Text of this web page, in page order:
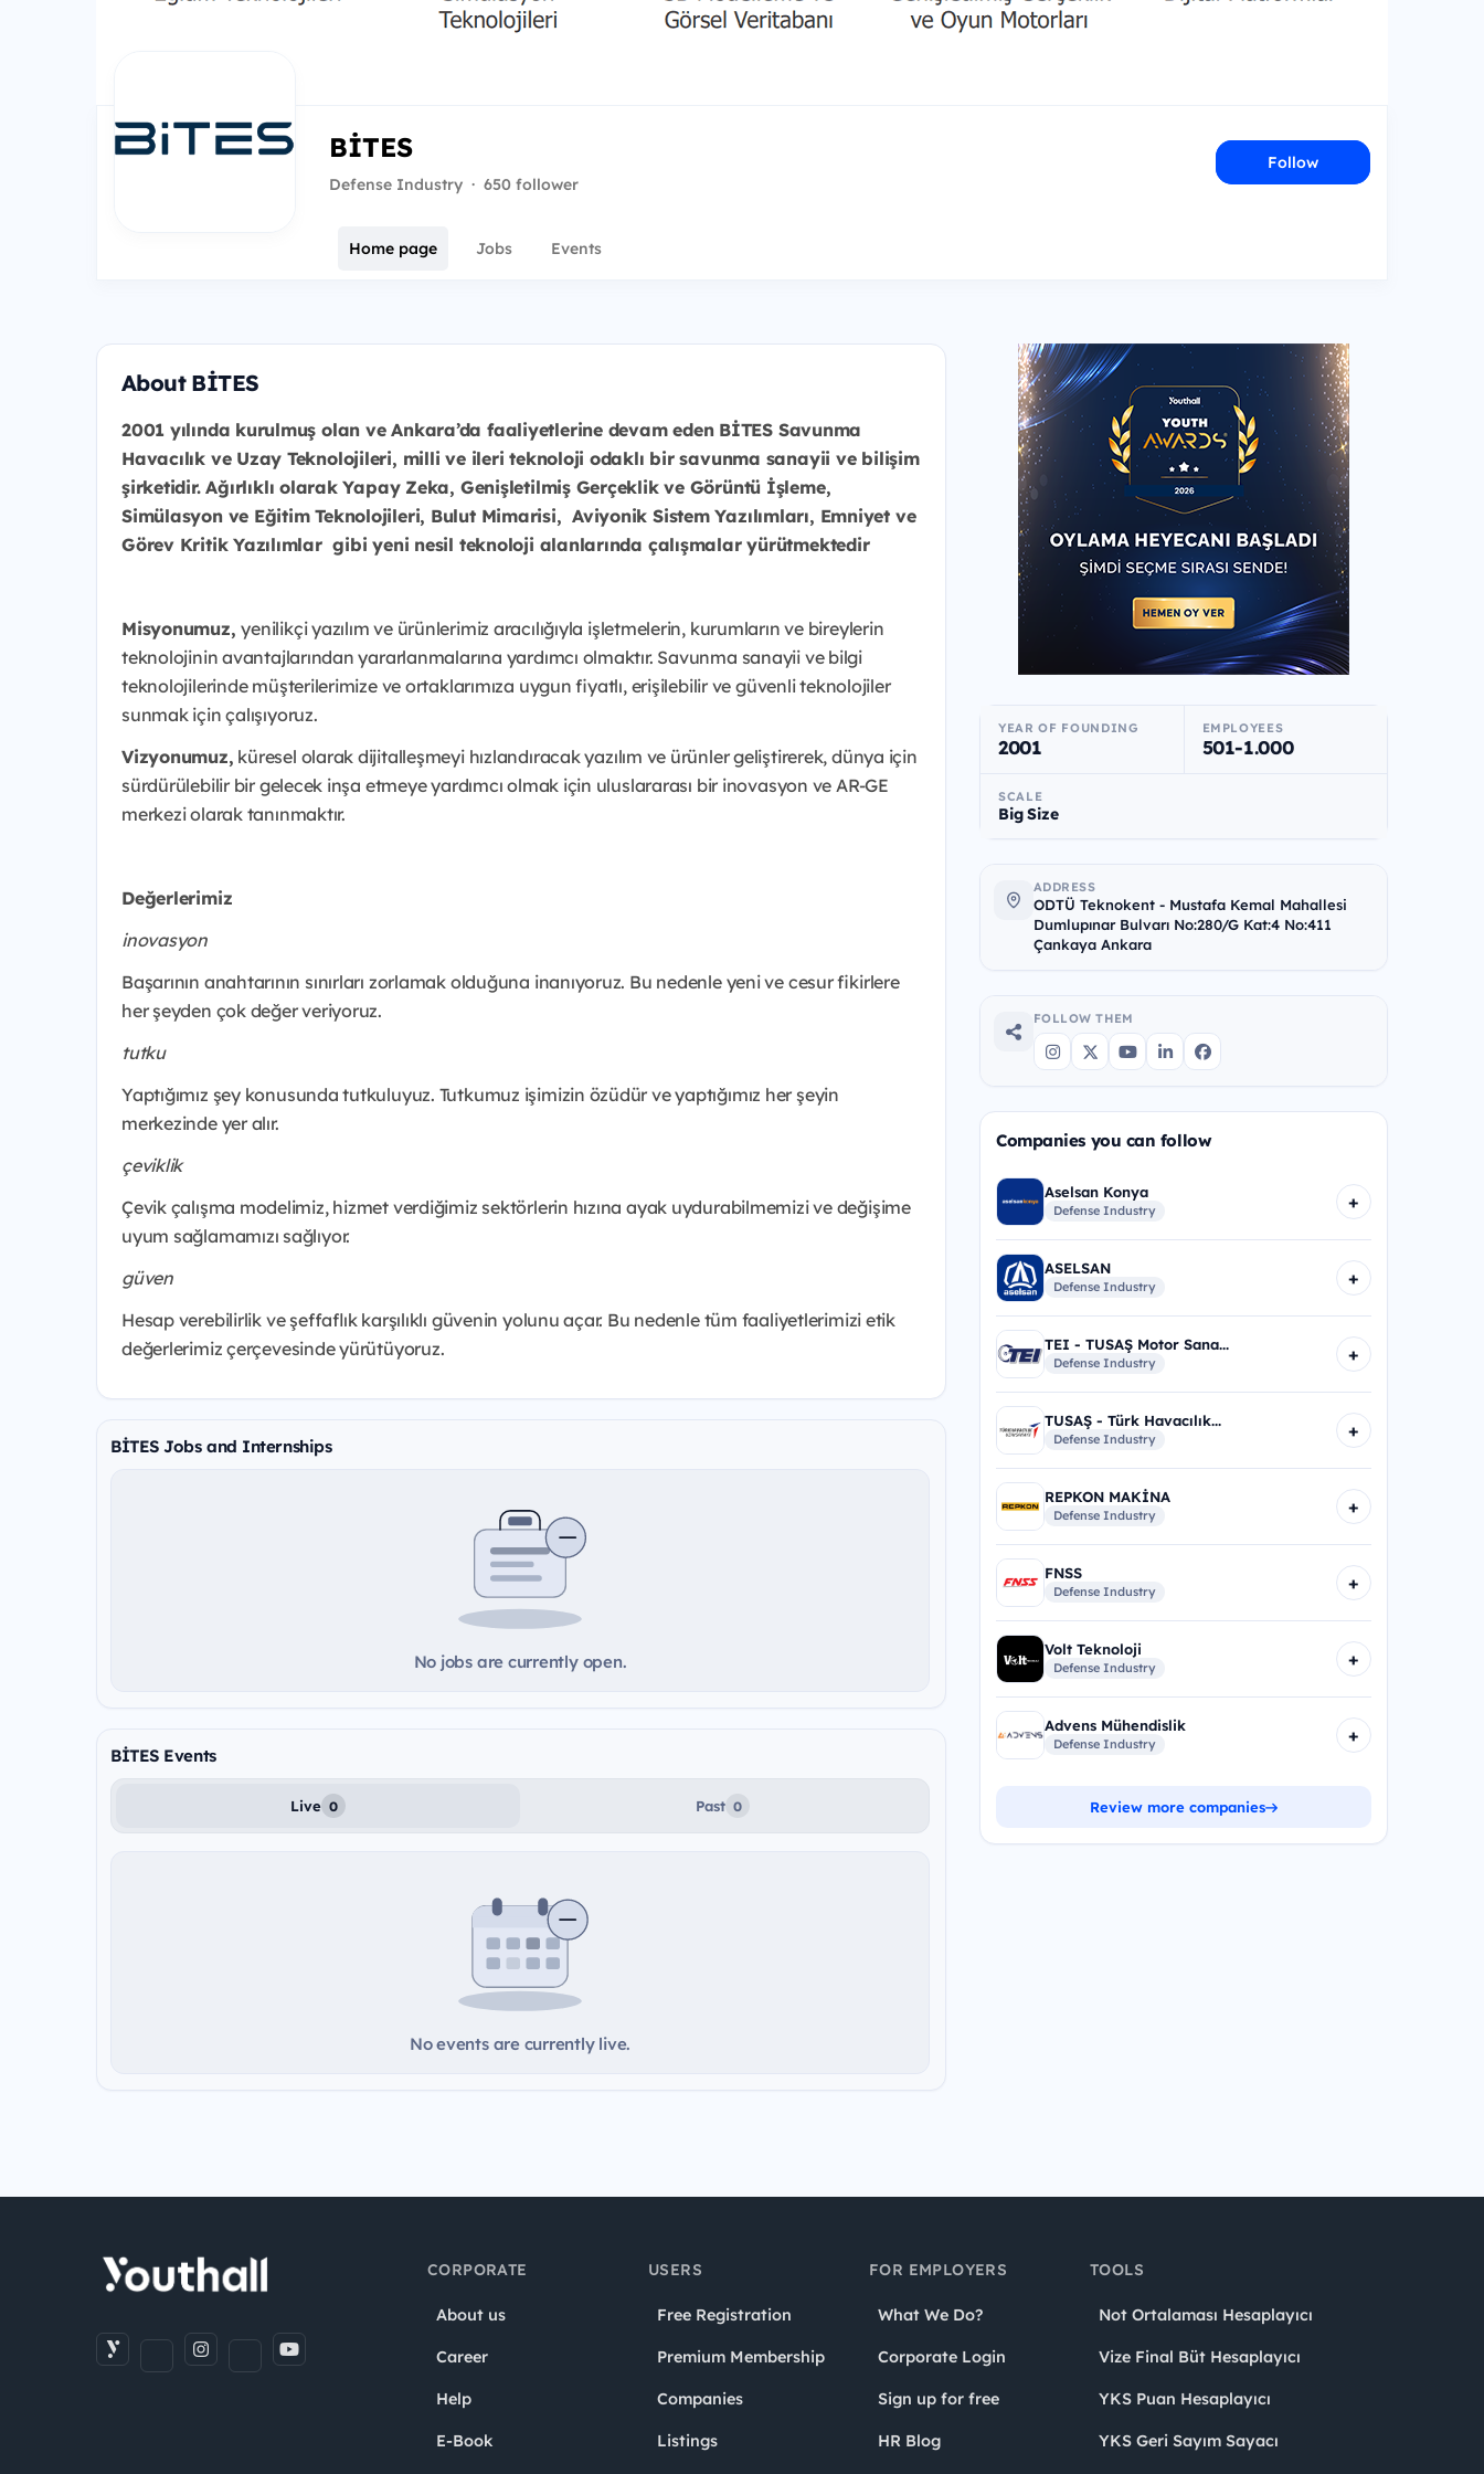
BİTES
Defense Industry · 650 follower
Follow
Home page Jobs Events
About BİTES
2001 yılında kurulmuş olan ve Ankara’da faaliyetlerine devam eden BİTES Savunma
Havacılık ve Uzay Teknolojileri, milli ve ileri teknoloji odaklı birsavunma sanayii ve bilişim
şirketidir. Ağırlıklı olarak Yapay Zeka, Genişletilmiş Gerçeklik ve Görüntü İşleme,
Simülasyon ve Eğitim Teknolojileri, Bulut Mimarisi, Aviyonik SistemYazılımları, Emniyet ve
Görev Kritik Yazılımlar gibi yeni nesil teknoloji alanlarında çalışmalar yürütmektedir
Misyonumuz,yenilikçi yazılım ve ürünlerimiz aracılığıyla işletmelerin, kurumların ve bireylerin
teknolojinin avantajlarından yararlanmalarına yardımcı olmaktır. Savunma sanayii ve bilgi
teknolojilerinde müşterilerimize ve ortaklarımıza uygun fiyatlı, erişilebilir ve güvenli teknolojiler
sunmak için çalışıyoruz.
Vizyonumuz, küresel olarak dijitalleşmeyi hızlandıracak yazılım ve ürünler geliştirerek, dünya için
sürdürülebilir bir gelecek inşa etmeye yardımcı olmak için uluslararası bir inovasyon ve AR-GE
merkezi olarak tanınmaktır.
Değerlerimiz
inovasyon
Başarının anahtarının sınırları zorlamak olduğuna inanıyoruz. Bu nedenle yeni ve cesur fikirlere
her şeyden çok değer veriyoruz.
tutku
Yaptığımız şey konusunda tutkuluyuz. Tutkumuz işimizin özüdür ve yaptığımız her şeyin
merkezinde yer alır.
çeviklik
Çevik çalışma modelimiz, hizmet verdiğimiz sektörlerin hızına ayak uydurabilmemizi ve değişime
uyum sağlamamızı sağlıyor.
güven
Hesap verebilirlik ve şeffaflık karşılıklı güvenin yolunu açar. Bu nedenle tüm faaliyetlerimizi etik
değerlerimiz çerçevesinde yürütüyoruz.
BİTES Jobs and Internships
No jobs are currently open.
BİTES Events
Live 0 Past 0
No events are currently live.
YEAR OF FOUNDING
2001
EMPLOYEES
501-1.000
SCALE
Big Size
ADDRESS
ODTÜ Teknokent - Mustafa Kemal Mahallesi
Dumlupınar Bulvarı No:280/G Kat:4 No:411
Çankaya Ankara
FOLLOW THEM
Companies you can follow
Aselsan Konya
Defense Industry +
ASELSAN
Defense Industry +
TEI - TUSAŞ Motor Sana...
Defense Industry +
TUSAŞ - Türk Havacılık...
Defense Industry +
REPKON MAKİNA
Defense Industry +
FNSS
Defense Industry +
Volt Teknoloji
Defense Industry +
Advens Mühendislik
Defense Industry +
Review more companies
CORPORATE
About us
Career
Help
E-Book
USERS
Free Registration
Premium Membership
Companies
Listings
FOR EMPLOYERS
What We Do?
Corporate Login
Sign up for free
HR Blog
TOOLS
Not Ortalaması Hesaplayıcı
Vize Final Büt Hesaplayıcı
YKS Puan Hesaplayıcı
YKS Geri Sayım Sayacı